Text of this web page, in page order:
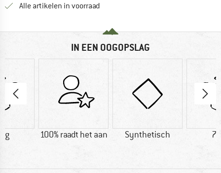
Alle artikelen in voorraad
IN EEN OOGOPSLAG
g 100% raadt het aan Synthetisch